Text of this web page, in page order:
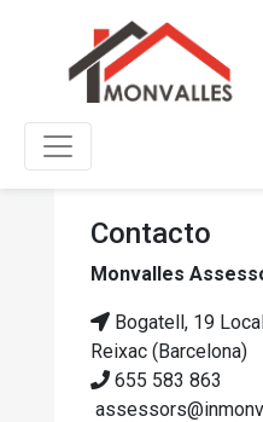
Contacto
Monvalles
Bogatell, 19
Reixac (Barcelona)
655 583 863